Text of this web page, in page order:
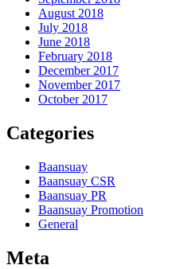
August 2018
July 2018
June 2018
February 2018
December 2017
November 2017
October 2017
Categories
Baansuay
Baansuay CSR
Baansuay PR
Baansuay Promotion
General
Meta